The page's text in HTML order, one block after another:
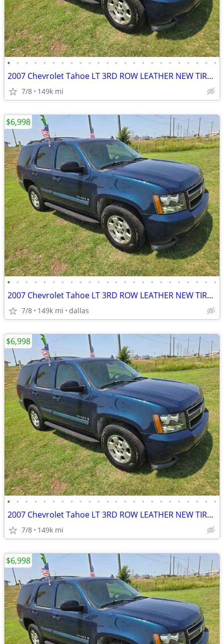
• • • • • • • • • • • • • • • • • • • • • • • •
2007 Chevrolet Tahoe LT 3RD ROW LEATHER NEW TIRES.RUNS&DRIVES GREAT!
7/8 149k mi
• • • • • • • • • • • • • • • • • • • • • • • •
2007 Chevrolet Tahoe LT 3RD ROW LEATHER NEW TIRES.RUNS&DRIVES GREAT!
7/8 149k mi dallas
$6,998
• • • • • • • • • • • • • • • • • • • • • • • •
2007 Chevrolet Tahoe LT 3RD ROW LEATHER NEW TIRES.RUNS&DRIVES GREAT!
7/8 149k mi
$6,998
$6,998